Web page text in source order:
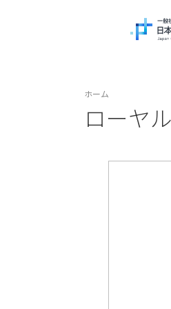
ホーム
ローヤ